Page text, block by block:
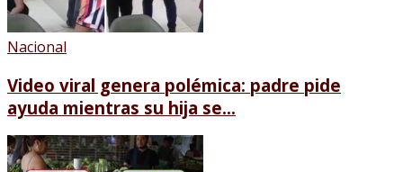
Nacional
Video viral genera polémica: padre pide
ayuda mientras su hija se...